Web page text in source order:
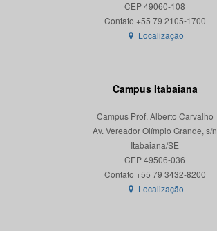
CEP 49060-108
Localização
Campus Itabaiana
Campus Prof. Alberto Carvalho
Av. Vereador Olímpio Grande, s/n
Itabaiana/SE
CEP 49506-036
Localização